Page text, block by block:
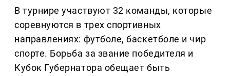
В турнире участвуют 32 команды, которые
соревнуются в трех спортивных
направлениях: футболе, баскетболе и чир
спорте. Борьба за звание победителя и
Кубок Губернатора обещает быть